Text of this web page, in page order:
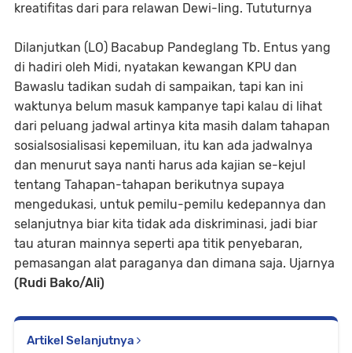
kreatifitas dari para relawan Dewi-Iing. Tututurnya
Dilanjutkan (LO) Bacabup Pandeglang Tb. Entus yang
di hadiri oleh Midi, nyatakan kewangan KPU dan
Bawaslu tadikan sudah di sampaikan, tapi kan ini
waktunya belum masuk kampanye tapi kalau di lihat
dari peluang jadwal artinya kita masih dalam tahapan
sosialsosialisasi kepemiluan, itu kan ada jadwalnya
dan menurut saya nanti harus ada kajian se-kejul
tentang Tahapan-tahapan berikutnya supaya
mengedukasi, untuk pemilu-pemilu kedepannya dan
selanjutnya biar kita tidak ada diskriminasi, jadi biar
tau aturan mainnya seperti apa titik penyebaran,
pemasangan alat paraganya dan dimana saja. Ujarnya
(Rudi Bako/Ali)
Artikel Selanjutnya